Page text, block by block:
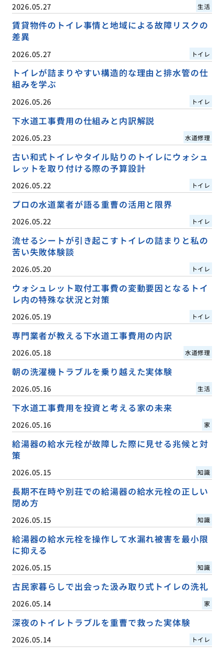
2026.05.27 生活
賃貸物件のトイレ事情と地域による故障リスクの
差異
2026.05.27 トイレ
トイレが詰まりやすい構造的な理由と排水管の仕
組みを学ぶ
2026.05.26 トイレ
下水道工事費用の仕組みと内訳解説
2026.05.23 水道修理
古い和式トイレやタイル貼りのトイレにウォシュ
レットを取り付ける際の予算設計
2026.05.22 トイレ
プロの水道業者が語る重曹の活用と限界
2026.05.22 トイレ
流せるシートが引き起こすトイレの詰まりと私の
苦い失敗体験談
2026.05.20 トイレ
ウォシュレット取付工事費の変動要因となるトイ
レ内の特殊な状況と対策
2026.05.19 トイレ
専門業者が教える下水道工事費用の内訳
2026.05.18 水道修理
朝の洗濯機トラブルを乗り越えた実体験
2026.05.16 生活
下水道工事費用を投資と考える家の未来
2026.05.16 家
給湯器の給水元栓が故障した際に見せる兆候と対
策
2026.05.15 知識
長期不在時や別荘での給湯器の給水元栓の正しい
閉め方
2026.05.15 知識
給湯器の給水元栓を操作して水漏れ被害を最小限
に抑える
2026.05.15 知識
古民家暮らしで出会った汲み取り式トイレの洗礼
2026.05.14 家
深夜のトイレトラブルを重曹で救った実体験
2026.05.14 トイレ